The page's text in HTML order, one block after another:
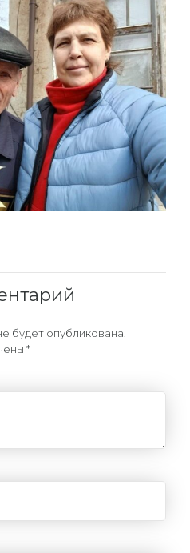
будет опубликована.
*